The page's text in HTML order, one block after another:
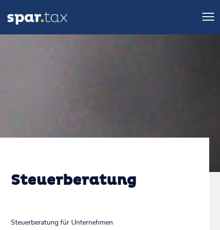
Steuerberatung
Steuerberatung für Unternehmen